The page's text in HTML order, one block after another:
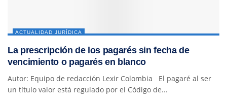
ACTUALIDAD JURÍDICA
La prescripción de los pagarés sin fecha de
vencimiento o pagarés en blanco
Autor: Equipo de redacción Lexir Colombia El pagaré al ser
un título valor está regulado por el Código de...